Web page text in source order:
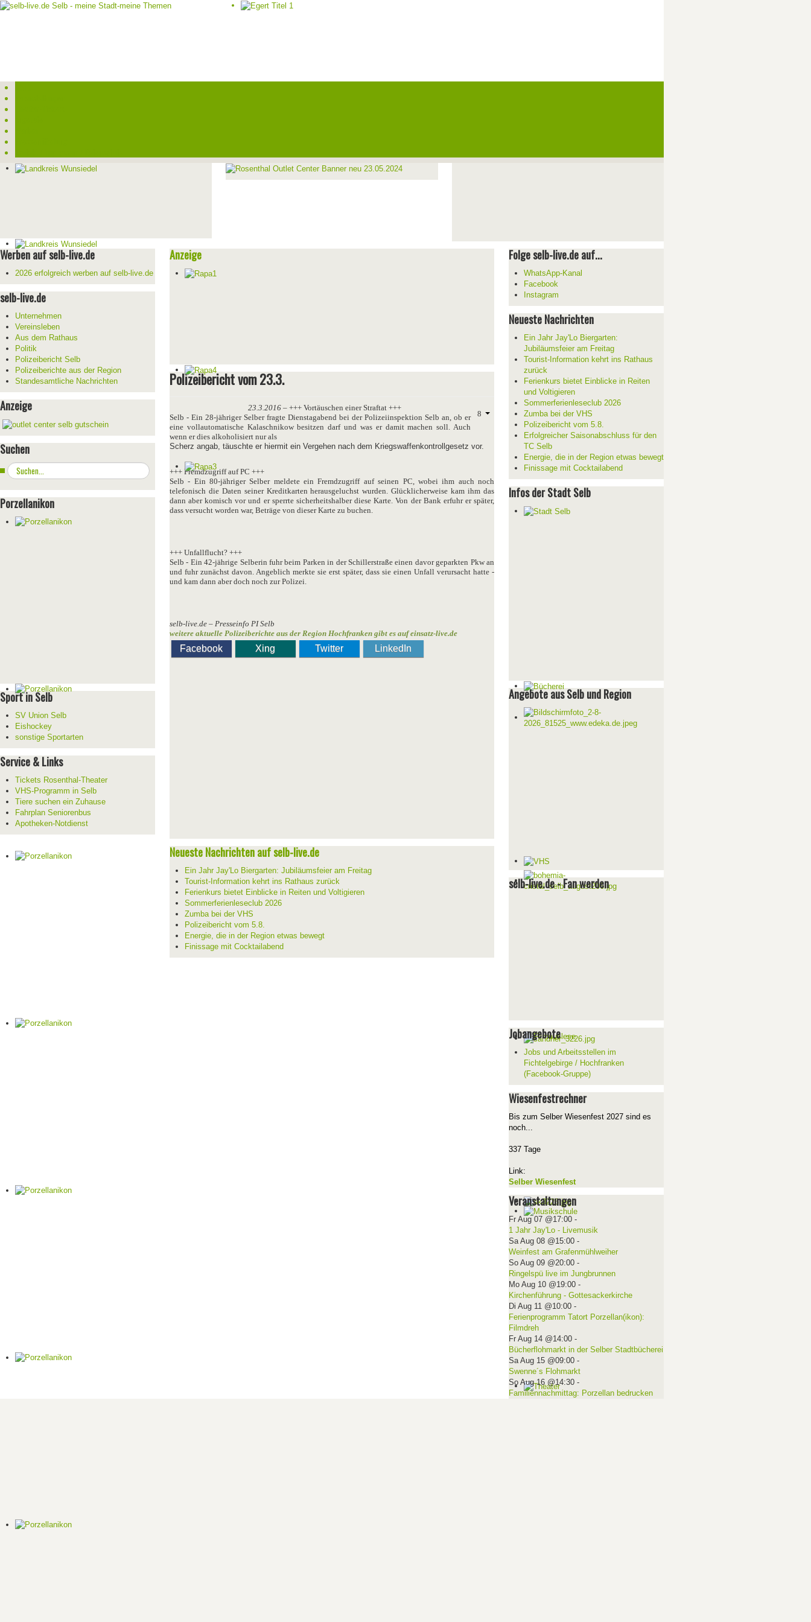
Werben auf selb-live.de
2026 erfolgreich werben auf selb-live.de
selb-live.de
Unternehmen
Vereinsleben
Aus dem Rathaus
Politik
Polizeibericht Selb
Polizeiberichte aus der Region
Standesamtliche Nachrichten
Anzeige
Suchen
Suchen
...
Porzellanikon
Sport in Selb
SV Union Selb
Eishockey
sonstige Sportarten
Service & Links
Tickets Rosenthal-Theater
VHS-Programm in Selb
Tiere suchen ein Zuhause
Fahrplan Seniorenbus
Apotheken-Notdienst
Anzeige
Polizeibericht vom 23.3.
23.3.2016– +++ Vortäuschen einer Straftat +++
Selb - Ein 28-jähriger Selber fragte Dienstagabend bei der Polizeiinspektion Selb an, ob er
eine vollautomatische Kalaschnikow besitzen darf und was er damit machen soll. Auch
wenn er dies alkoholisiert nur als
Scherz angab, täuschte er hiermit ein Vergehen nach dem Kriegswaffenkontrollgesetz vor.
+++ Fremdzugriff auf PC +++
Selb - Ein 80-jähriger Selber meldete ein Fremdzugriff auf seinen PC, wobei ihm auch noch
telefonisch die Daten seiner Kreditkarten herausgeluchst wurden. Glücklicherweise kam ihm das
dann aber komisch vor und er sperrte sicherheitshalber diese Karte. Von der Bank erfuhr er später,
dass versucht worden war, Beträge von dieser Karte zu buchen.
+++ Unfallflucht? +++
Selb - Ein 42-jährige Selberin fuhr beim Parken in der Schillerstraße einen davor geparkten Pkw an
und fuhr zunächst davon. Angeblich merkte sie erst später, dass sie einen Unfall verursacht hatte -
und kam dann aber doch noch zur Polizei.
selb-live.de – Presseinfo PI Selb
weitere aktuelle Polizeiberichte aus der Region Hochfranken gibt es auf einsatz-live.de
Facebook Xing Twitter LinkedIn
Neueste Nachrichten auf selb-live.de
Ein Jahr Jay'Lo Biergarten: Jubiläumsfeier am Freitag
Tourist-Information kehrt ins Rathaus zurück
Ferienkurs bietet Einblicke in Reiten und Voltigieren
Sommerferienleseclub 2026
Zumba bei der VHS
Polizeibericht vom 5.8.
Energie, die in der Region etwas bewegt
Finissage mit Cocktailabend
Folge selb-live.de auf...
WhatsApp-Kanal
Facebook
Instagram
Neueste Nachrichten
Ein Jahr Jay'Lo Biergarten:
Jubiläumsfeier am Freitag
Tourist-Information kehrt ins Rathaus
zurück
Ferienkurs bietet Einblicke in Reiten
und Voltigieren
Sommerferienleseclub 2026
Zumba bei der VHS
Polizeibericht vom 5.8.
Erfolgreicher Saisonabschluss für den
TC Selb
Energie, die in der Region etwas bewegt
Finissage mit Cocktailabend
Infos der Stadt Selb
Angebote aus Selb und Region
selb-live.de - Fan werden
Jobangebote
Jobs und Arbeitsstellen im
Fichtelgebirge / Hochfranken
(Facebook-Gruppe)
Wiesenfestrechner
Bis zum Selber Wiesenfest 2027 sind es
noch...
337 Tage
Link:
Selber Wiesenfest
Veranstaltungen
Fr Aug 07 @17:00-
1 Jahr Jay'Lo - Livemusik
Sa Aug 08 @15:00-
Weinfest am Grafenmühlweiher
So Aug 09 @20:00-
Ringelspü live im Jungbrunnen
Mo Aug 10 @19:00-
Kirchenführung - Gottesackerkirche
Di Aug 11 @10:00-
Ferienprogramm Tatort Porzellan(ikon):
Filmdreh
Fr Aug 14 @14:00-
Bücherflohmarkt in der Selber Stadtbücherei
Sa Aug 15 @09:00-
Swenne´s Flohmarkt
So Aug 16 @14:30-
Familiennachmittag: Porzellan bedrucken